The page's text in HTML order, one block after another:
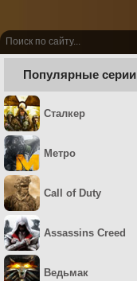
Популярные серии
Сталкер
Метро
Call of Duty
Assassins Creed
Ведьмак